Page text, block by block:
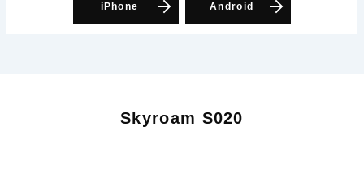
iPhone Android
Skyroam S020